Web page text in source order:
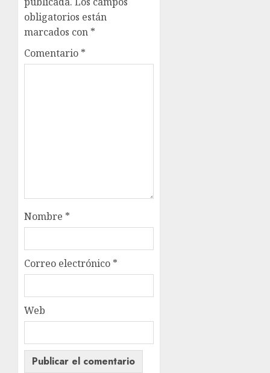
obligatorios están
marcados con *
Comentario *
Nombre *
Correo electrónico *
Web